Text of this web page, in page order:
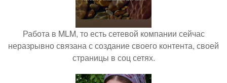
Работа в MLM, то есть сетевой компании сейчас
неразрывно связана с создание своего контента, своей
страницы в соц сетях.